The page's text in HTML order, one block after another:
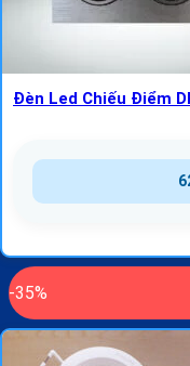
Đèn Led Chiếu Điểm
-35%